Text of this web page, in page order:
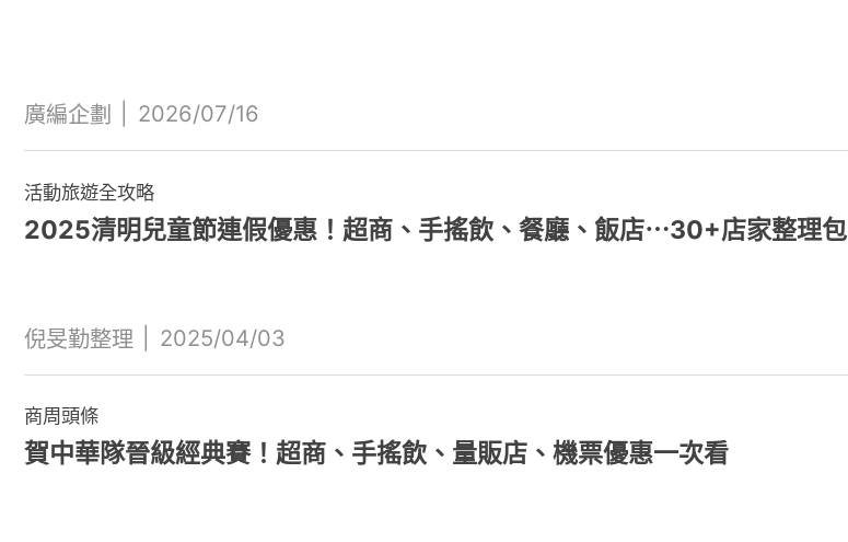
廣編企劃 2026/07/16
活動旅遊全攻略
2025清明兒童節連假優惠！超商、手搖飲、餐廳、飯店⋯30+店家整理包
倪旻勤整理 2025/04/03
商周頭條
賀中華隊晉級經典賽！超商、手搖飲、量販店、機票優惠一次看